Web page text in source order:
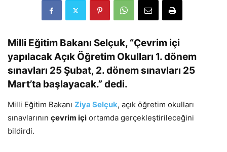
Milli Eğitim Bakanı Selçuk, “Çevrim içi
yapılacak Açık Öğretim Okulları 1. dönem
sınavları 25 Şubat, 2. dönem sınavları 25
Mart’ta başlayacak.” dedi.
Milli Eğitim Bakanı Ziya Selçuk, açık öğretim okulları
sınavlarının çevrim içi ortamda gerçekleştirileceğini
bildirdi.